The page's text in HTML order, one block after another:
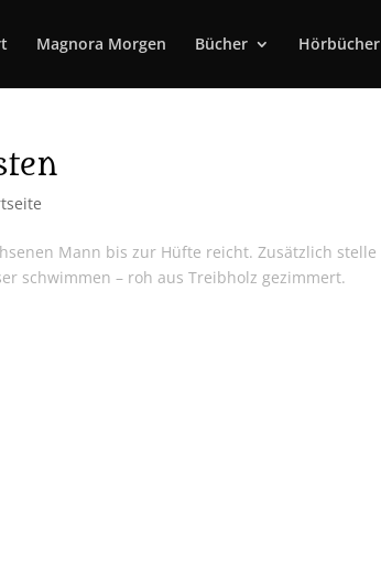
Magnora Morgen Bücher Hörbücher
Mann bis zur Hüfte reicht. Zusätzlich stelle
schwimmen – roh aus Treibholz gezimmert.